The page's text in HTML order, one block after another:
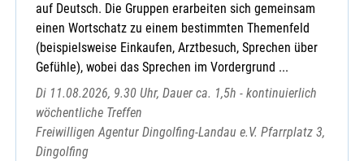
auf Deutsch. Die Gruppen erarbeiten sich gemeinsam
einen Wortschatz zu einem bestimmten Themenfeld
(beispielsweise Einkaufen, Arztbesuch, Sprechen über
Gefühle), wobei das Sprechen im Vordergrund ...
Di 11.08.2026, 9.30 Uhr, Dauer ca. 1,5h - kontinuierlich
wöchentliche Treffen
Freiwilligen Agentur Dingolfing-Landau e.V. Pfarrplatz 3,
Dingolfing